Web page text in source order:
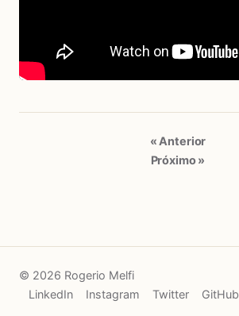
« Anterior
Próximo »
© 2026 Rogerio Melfi
LinkedIn
Instagram Twitter GitHub